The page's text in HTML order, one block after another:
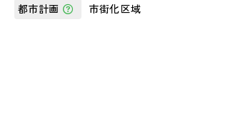
都市計画
市街化区域